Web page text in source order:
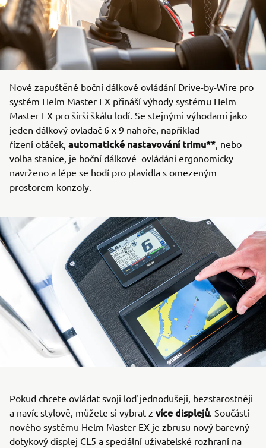
Nové zapuštěné boční dálkové ovládání Drive-by-Wire pro
systém Helm Master EX přináší výhody systému Helm
Master EX pro širší škálu lodí. Se stejnými výhodami jako
jeden dálkový ovladač 6 x 9 nahoře, například
řízení otáček, automatické nastavování trimu** , nebo
volba stanice, je boční dálkové ovládání ergonomicky
navrženo a lépe se hodí pro plavidla s omezeným
prostorem konzoly.
Pokud chcete ovládat svoji loď jednodušeji, bezstarostněji
a navíc stylově, můžete si vybrat z více displejů . Součástí
nového systému Helm Master EX je zbrusu nový barevný
dotykový displej CL5 a speciální uživatelské rozhraní na